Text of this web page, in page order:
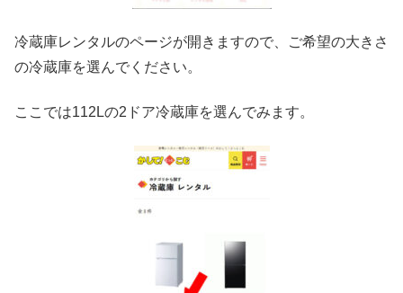
冷蔵庫レンタルのページが開きますので、ご希望の大きさ
の冷蔵庫を選んでください。
ここでは112Lの2ドア冷蔵庫を選んでみます。